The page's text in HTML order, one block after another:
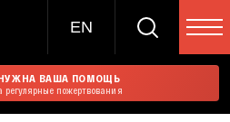
EN
ВАША ПОМОЩЬ
пожертвования